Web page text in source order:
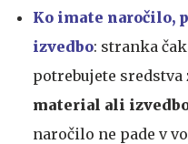
Ko imate naročilo,
izvedbo: stranka
potrebujete sredstva
material ali
naročilo ne pade v